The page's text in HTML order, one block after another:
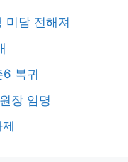
미담 전해져
복귀
장 임명